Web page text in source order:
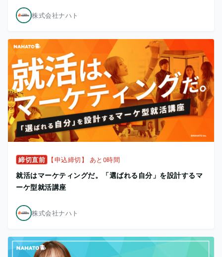
株式会社ナハト
締切直前 【申込締切】 あと0時間
就活はマーケティングだ。「選ばれる自分」を設計するマ
ーケ型就活講座
株式会社ナハト